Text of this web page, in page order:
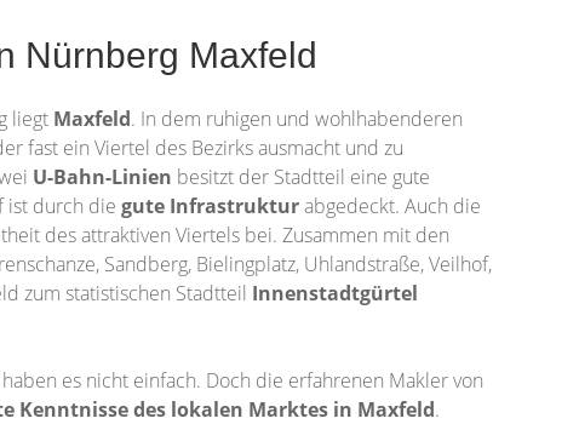
Nürnberg Maxfeld
liegt Maxfeld. In dem ruhigen und wohlhabenderen
fast ein Viertel des Bezirks ausmacht und zu
U-Bahn-Linien besitzt der Stadtteil eine gute
ist durch die gute Infrastrukturabgedeckt. Auch die
des attraktiven Viertels bei. Zusammen mit den
Sandberg, Bielingplatz, Uhlandstraße, Veilhof,
zum statistischen Stadtteil Innenstadtgürtel
es nicht einfach. Doch die erfahrenen Makler von
Kenntnisse des lokalen Marktes in Maxfeld.